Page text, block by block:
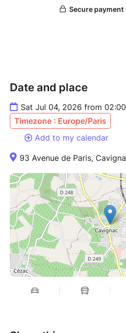
Date and place
Sat Jul 04, 2026 from
Timezone : Europe/Paris
Add to my calendar
93 Avenue de Paris,